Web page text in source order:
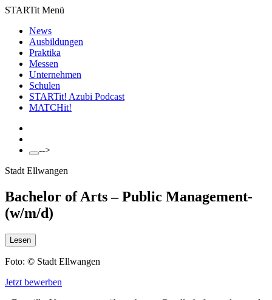
STARTit Menü
News
Ausbildungen
Praktika
Messen
Unternehmen
Schulen
STARTit! Azubi Podcast
MATCHit!
-->
Stadt Ellwangen
Bachelor of Arts – Public Management-
(w/m/d)
Lesen
Foto: © Stadt Ellwangen
Jetzt bewerben